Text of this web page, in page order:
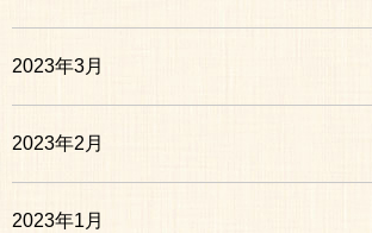
2023年3月
2023年2月
2023年1月